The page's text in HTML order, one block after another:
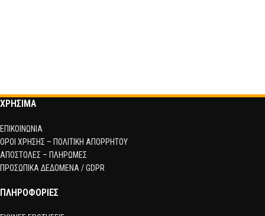
ΧΡΗΣΙΜΑ
ΕΠΙΚΟΙΝΩΝΙΑ
ΟΡΟΙ ΧΡΗΣΗΣ – ΠΟΛΙΤΙΚΗ ΑΠΟΡΡΗΤΟΥ
ΑΠΟΣΤΟΛΕΣ – ΠΛΗΡΩΜΕΣ
ΠΡΟΣΩΠΙΚΑ ΔΕΔΟΜΕΝΑ / GDPR
ΠΛΗΡΟΦΟΡΙΕΣ